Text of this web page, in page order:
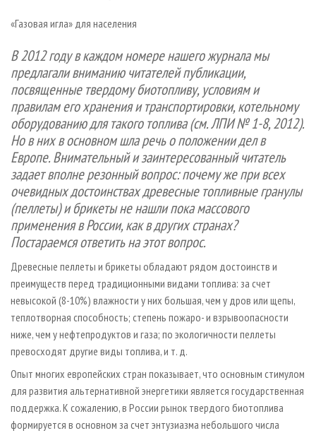
ПРОИЗВОДСТВО ДРЕВЕСНЫХ ПЛИТ
ДЕРЕВЯННОЕ ДОМОСТРОЕНИЕ
ПРОИЗВОДСТВО МЕБЕЛИ
БИОЭНЕРГЕТИКА
ЦБП
ИНСТРУМЕНТ И МАТЕРИАЛЫ
МОБИЛЬНЫЕ ВЫСТАВКИ
ОФИЦИАЛЬНЫЕ ДЕЛЕГАЦИИ
ПРИОРИТЕТНЫЕ ИНВЕСТПРОЕКТЫ
RUSSIAN FORESTRY REVIEW
ГАЗЕТА ЛЕСПРОМФОРУМ
БИБЛИОТЕКА СПЕЦИАЛИСТА
«Газовая игла» для населения
В 2012 году в каждом номере нашего журнала мы
предлагали вниманию читателей публикации,
посвященные твердому биотопливу, условиям и
правилам его хранения и транспортировки, котельному
оборудованию для такого топлива (см. ЛПИ № 1-8, 2012).
Но в них в основном шла речь о положении дел в
Европе. Внимательный и заинтересованный читатель
задает вполне резонный вопрос: почему же при всех
очевидных достоинствах древесные топливные гранулы
(пеллеты) и брикеты не нашли пока массового
применения в России, как в других странах?
Постараемся ответить на этот вопрос.
Древесные пеллеты и брикеты обладают рядом достоинств и
преимуществ перед традиционными видами топлива: за счет
невысокой (8-10%) влажности у них большая, чем у дров или щепы,
теплотворная способность; степень пожаро­- и взрывоопасности
ниже, чем у нефтепродуктов и газа; по экологичности пеллеты
превосходят другие виды топлива, и т. д.
Опыт многих европейских стран показывает, что основным стимулом
для развития альтернативной энергетики является государственная
поддержка. К сожалению, в России рынок твердого биотоплива
формируется в основном за счет энтузиазма небольшого числа